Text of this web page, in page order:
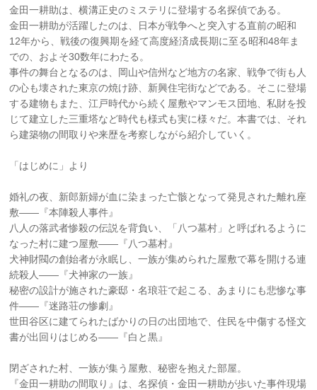
金田一耕助は、横溝正史のミステリに登場する名探偵である。
金田一耕助が活躍したのは、日本が戦争へと突入する直前の昭和
12年から、戦後の復興期を経て高度経済成長期に至る昭和48年ま
での、およそ30数年にわたる。
事件の舞台となるのは、岡山や信州など地方の名家、戦争で街も人
の心も壊された東京の焼け跡、新興住宅街などである。そこに登場
する建物もまた、江戸時代から続く屋敷やマンモス団地、私財を投
じて建立した三重塔など時代も様式も実に様々だ。本書では、それ
ら建築物の間取りや来歴を考察しながら紹介していく。
「はじめに」より
婚礼の夜、新郎新婦が血に染まった亡骸となって発見された離れ座
敷――『本陣殺人事件』
八人の落武者惨殺の伝説を背負い、「八つ墓村」と呼ばれるように
なった村に建つ屋敷――『八つ墓村』
犬神財閥の創始者が永眠し、一族が集められた屋敷で幕を開ける連
続殺人――『犬神家の一族』
秘密の設計が施された豪邸・名琅荘で起こる、あまりにも悲惨な事
件――『迷路荘の惨劇』
世田谷区に建てられたばかりの日の出団地で、住民を中傷する怪文
書が出回りはじめる――『白と黒』
閉ざされた村、一族が集う屋敷、秘密を抱えた部屋。
『金田一耕助の間取り』は、名探偵・金田一耕助が歩いた事件現場